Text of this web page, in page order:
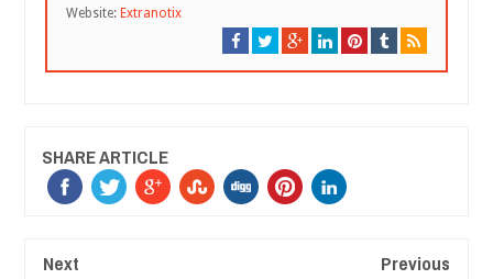
Website: Extranotix
SHARE ARTICLE
Next Previous